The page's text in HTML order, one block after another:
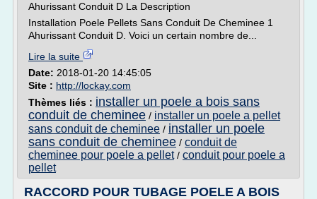
Ahurissant Conduit D La Description
Installation Poele Pellets Sans Conduit De Cheminee 1
Ahurissant Conduit D. Voici un certain nombre de...
Lire la suite
Date: 2018-01-20 14:45:05
Site : http://lockay.com
Thèmes liés : installer un poele a bois sans
conduit de cheminee / installer un poele a pellet
sans conduit de cheminee / installer un poele
sans conduit de cheminee / conduit de
cheminee pour poele a pellet/ conduit pour poele a
pellet
RACCORD POUR TUBAGE POELE A BOIS